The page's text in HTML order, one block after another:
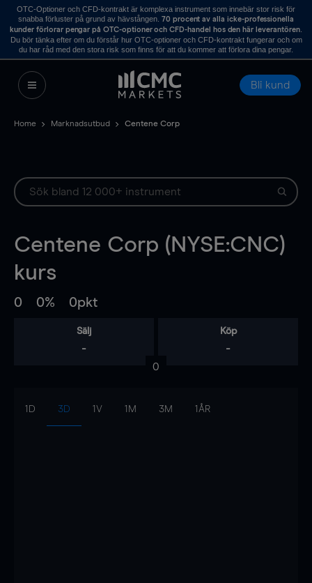
OTC-Optioner och CFD-kontrakt är komplexa instrument som innebär stor risk för
snabba förluster på grund av hävstången. 70 procent av alla icke-professionella
kunder förlorar pengar på OTC-optioner och CFD-handel hos den här leverantören.
Du bör tänka efter om du förstår hur OTC-optioner och CFD-kontrakt fungerar och om
du har råd med den stora risk som finns för att du kommer att förlora dina pengar.
Bli kund
Home Marknadsutbud Centene Corp
Centene Corp (NYSE:CNC)
kurs
0 0% 0pkt
Sälj
-
Köp
-
0
1D 3D 1V 1M 3M 1ÅR